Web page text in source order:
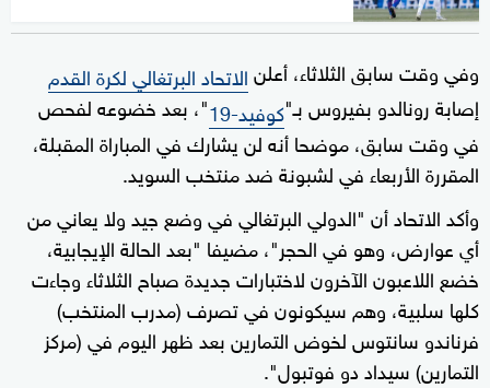
وفي وقت سابق الثلاثاء، أعلنالاتحاد البرتغالي لكرة القدم
إصابة رونالدو بفيروس بـ"كوفيد-19
"، بعد خضوعه لفحص
في وقت سابق، موضحا أنه لن يشارك في المباراة المقبلة،
المقررة الأربعاء في لشبونة ضد منتخب السويد.
وأكد الاتحاد أن "الدولي البرتغالي في وضع جيد ولا يعاني من
أي عوارض، وهو في الحجر"، مضيفا "بعد الحالة الإيجابية،
خضع اللاعبون الآخرون لاختبارات جديدة صباح الثلاثاء وجاءت
كلها سلبية، وهم سيكونون في تصرف (مدرب المنتخب)
فرناندو سانتوس لخوض التمارين بعد ظهر اليوم في (مركز
التمارين) سيداد دو فوتبول".